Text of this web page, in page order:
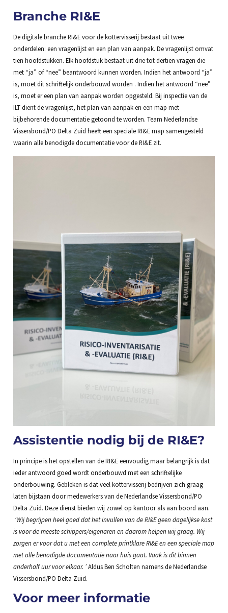
Branche RI&E
De digitale branche RI&E voor de kottervisserij bestaat uit twee
onderdelen: een vragenlijst en een plan van aanpak. De vragenlijst omvat
tien hoofdstukken. Elk hoofdstuk bestaat uit drie tot dertien vragen die
met “ja” of “nee” beantwoord kunnen worden. Indien het antwoord “ja”
is, moet dit schriftelijk onderbouwd worden . Indien het antwoord “nee”
is, moet er een plan van aanpak worden opgesteld. Bij inspectie van de
ILT dient de vragenlijst, het plan van aanpak en een map met
bijbehorende documentatie getoond te worden. Team Nederlandse
Vissersbond/PO Delta Zuid heeft een speciale RI&E map samengesteld
waarin alle benodigde documentatie voor de RI&E zit.
Assistentie nodig bij de RI&E?
In principe is het opstellen van de RI&E eenvoudig maar belangrijk is dat
ieder antwoord goed wordt onderbouwd met een schriftelijke
onderbouwing. Gebleken is dat veel kottervisserij bedrijven zich graag
laten bijstaan door medewerkers van de Nederlandse Vissersbond/PO
Delta Zuid. Deze dienst bieden wij zowel op kantoor als aan boord aan.
‘Wij begrijpen heel goed dat het invullen van de RI&E geen dagelijkse kost
is voor de meeste schippers/eigenaren en daarom helpen wij graag. Wij
zorgen er voor dat u met een complete printklare RI&E en een speciale map
met alle benodigde documentatie naar huis gaat. Vaak is dit binnen
anderhalf uur voor elkaar. ’Aldus Ben Scholten namens de Nederlandse
Vissersbond/PO Delta Zuid.
Voor meer informatie